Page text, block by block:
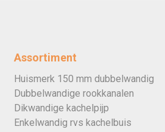
Assortiment
Huismerk 150 mm dubbelwandig
Dubbelwandige rookkanalen
Dikwandige kachelpijp
Enkelwandig rvs kachelbuis